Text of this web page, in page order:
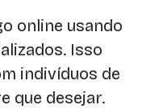
online usando
Isso
indivíduos de
que desejar.